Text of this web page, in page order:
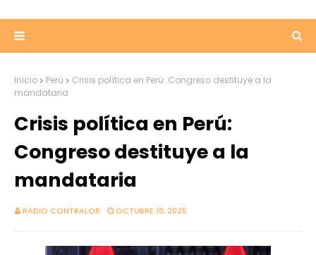
Inicio Perú
Crisis política en Perú: Congreso destituye a la
mandataria
Crisis política en Perú:
Congreso destituye a la
mandataria
RADIO CONTRALOR OCTUBRE 10, 2025